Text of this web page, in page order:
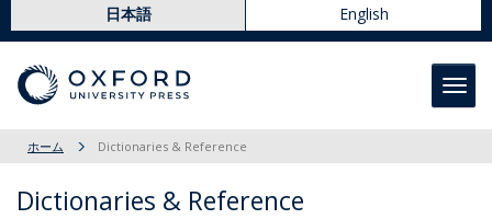
日本語 English
ホーム Dictionaries & Reference
Dictionaries & Reference